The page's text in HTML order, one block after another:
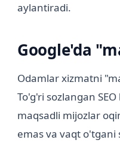
aylantiradi.
Google'da
Odamlar xizmatni
To'g'ri sozlangan
maqsadli mijozlar
emas va vaqt